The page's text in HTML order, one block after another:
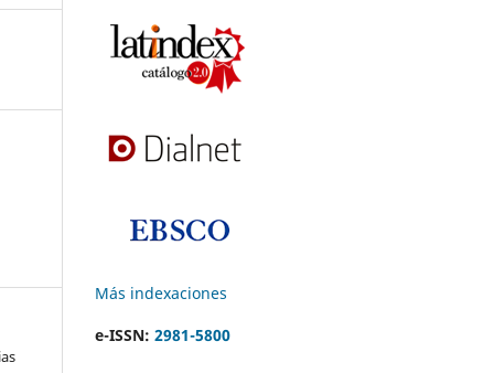
Más indexaciones
e-ISSN: 2981-5800